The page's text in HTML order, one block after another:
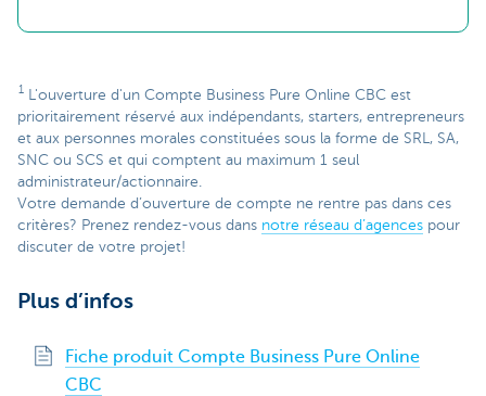
1
L'ouverture d'un Compte Business Pure Online CBC est
prioritairement réservé aux indépendants, starters, entrepreneurs
et aux personnes morales constituées sous la forme de SRL, SA,
SNC ou SCS et qui comptent au maximum 1 seul
administrateur/actionnaire.
Votre demande d’ouverture de compte ne rentre pas dans ces
critères? Prenez rendez-vous dans notre réseau d’agences pour
discuter de votre projet!
Plus d’infos
Fiche produit Compte Business Pure Online
CBC